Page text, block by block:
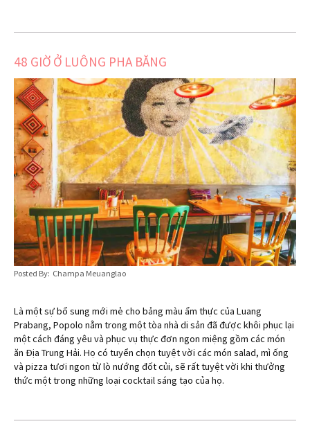
48 GIỜ Ở LUÔNG PHA BĂNG
Posted By: Champa Meuanglao
Là một sự bổ sung mới mẻ cho bảng màu ẩm thực của Luang
Prabang, Popolo nằm trong một tòa nhà di sản đã được khôi phục lại
một cách đáng yêu và phục vụ thực đơn ngon miệng gồm các món
ăn Địa Trung Hải. Họ có tuyển chọn tuyệt vời các món salad, mì ống
và pizza tươi ngon từ lò nướng đốt củi, sẽ rất tuyệt vời khi thưởng
thức một trong những loại cocktail sáng tạo của họ.